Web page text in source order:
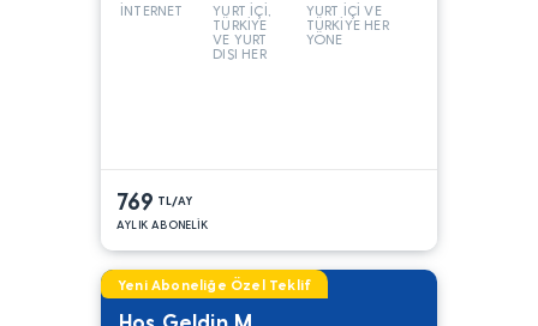
İNTERNET
YURT İÇİ,
TÜRKİYE
VE YURT
DIŞI HER
YURT İÇİ VE
TÜRKİYE HER
YÖNE
769 TL/AY
AYLIK ABONELİK
Yeni Aboneliğe Özel Teklif
Hoş Geldin M